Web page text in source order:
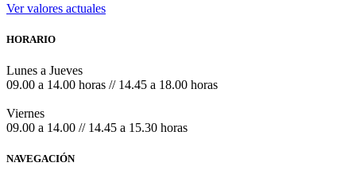
Ver valores actuales
HORARIO
Lunes a Jueves
09.00 a 14.00 horas // 14.45 a 18.00 horas
Viernes
09.00 a 14.00 // 14.45 a 15.30 horas
NAVEGACIÓN